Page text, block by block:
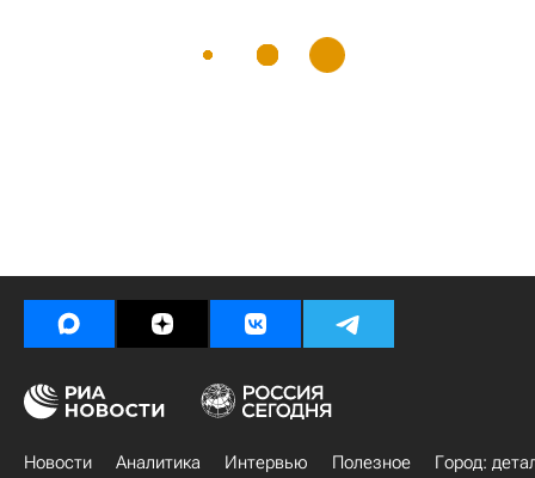
Новости Аналитика Интервью Полезное
Город: